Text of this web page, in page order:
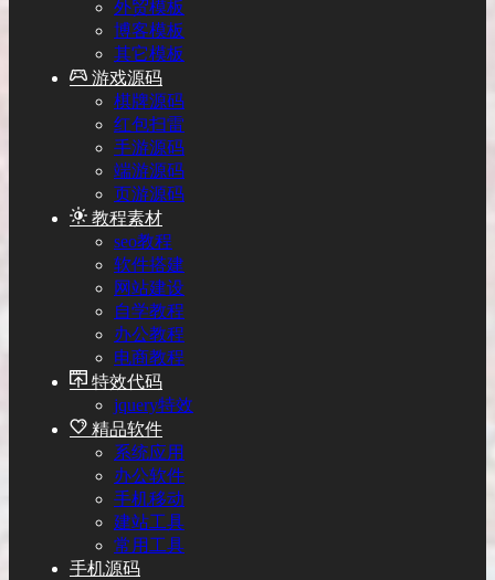
外贸模板
博客模板
其它模板
游戏源码
棋牌源码
红包扫雷
手游源码
端游源码
页游源码
教程素材
seo教程
软件搭建
网站建设
自学教程
办公教程
电商教程
特效代码
jquery特效
精品软件
系统应用
办公软件
手机移动
建站工具
常用工具
手机源码